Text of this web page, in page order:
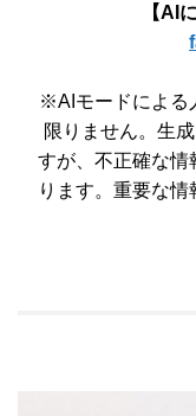
【AI
※AIモードによる
限りません。生
すが、不正確な情
ります。重要な